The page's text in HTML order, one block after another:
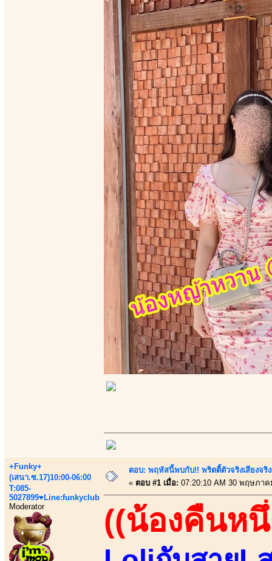
+Funky+
(เสนา.ซ.17)10:00-06:00
T:085-
5027899♥Line:funkyclub
Moderator
ตอบ: พฤหัสนี้พบกับ!! พริตตี้ตัวจริงเสียงจ
« ตอบ #1 เมื่อ: 07:20:10 AM 30 พฤษภาค
((น้องคืนห